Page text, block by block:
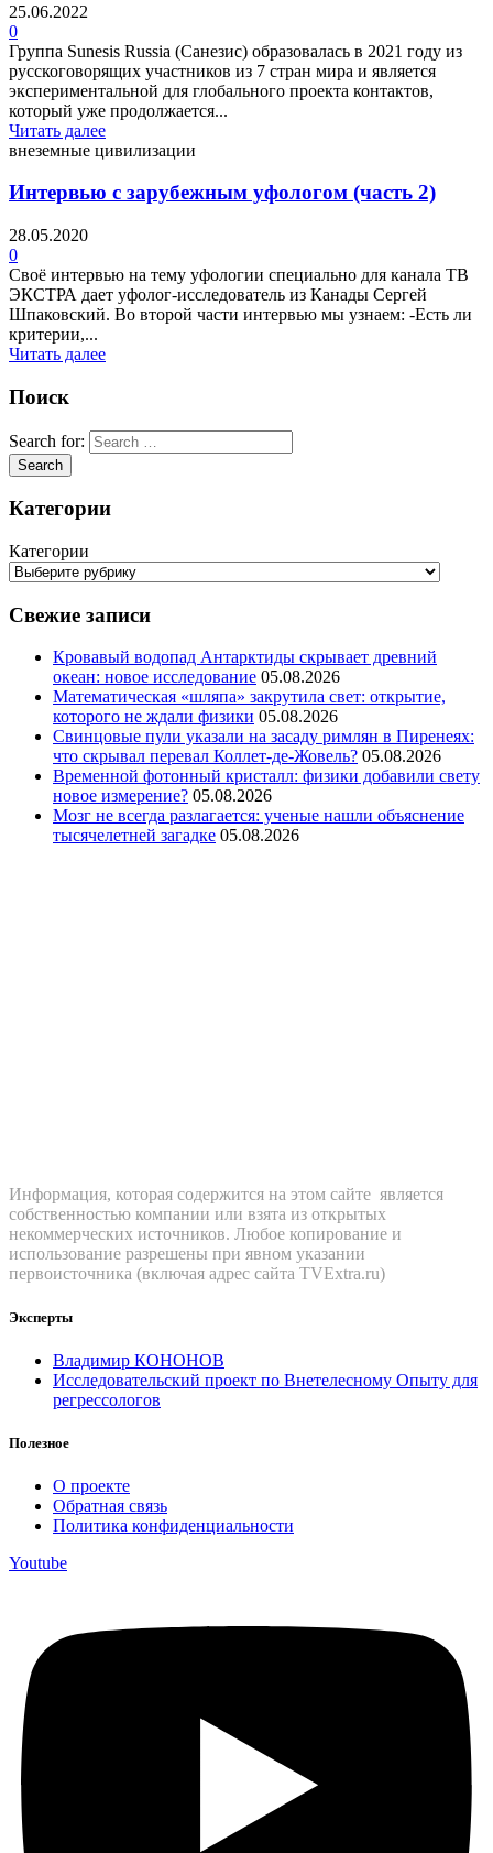
25.06.2022
0
Группа Sunesis Russia (Санезис) образовалась в 2021 году из
русскоговорящих участников из 7 стран мира и является
экспериментальной для глобального проекта контактов,
который уже продолжается...
Читать далее
внеземные цивилизации
Интервью с зарубежным уфологом (часть 2)
28.05.2020
0
Своё интервью на тему уфологии специально для канала ТВ
ЭКСТРА дает уфолог-исследователь из Канады Сергей
Шпаковский. Во второй части интервью мы узнаем: -Есть ли
критерии,...
Читать далее
Поиск
Search for:
Категории
Категории
Свежие записи
Кровавый водопад Антарктиды скрывает древний
океан: новое исследование 05.08.2026
Математическая «шляпа» закрутила свет: открытие,
которого не ждали физики 05.08.2026
Свинцовые пули указали на засаду римлян в Пиренеях:
что скрывал перевал Коллет-де-Жовель? 05.08.2026
Временной фотонный кристалл: физики добавили свету
новое измерение? 05.08.2026
Мозг не всегда разлагается: ученые нашли объяснение
тысячелетней загадке 05.08.2026
Информация, которая содержится на этом сайте является
собственностью компании или взята из открытых
некоммерческих источников. Любое копирование и
использование разрешены при явном указании
первоисточника (включая адрес сайта TVExtra.ru)
Эксперты
Владимир КОНОНОВ
Исследовательский проект по Внетелесному Опыту для
регрессологов
Полезное
О проекте
Обратная связь
Политика конфиденциальности
Youtube